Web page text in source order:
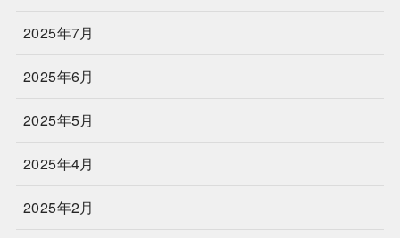
2025年7月
2025年6月
2025年5月
2025年4月
2025年2月